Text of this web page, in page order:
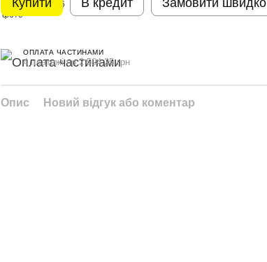
Купити В кредит Замовити швидко
ОПЛАТА ЧАСТИНАМИ
4 платежі по 2 594.25 грн
Опис Новий відгук або коментар